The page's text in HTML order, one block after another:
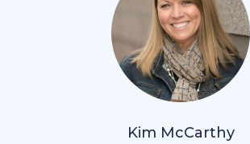
Kim McCarthy